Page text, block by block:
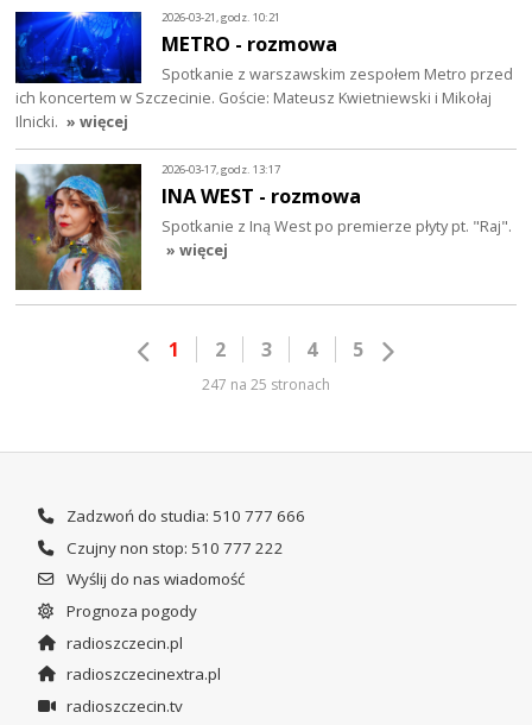
2026-03-21, godz. 10:21
METRO - rozmowa
Spotkanie z warszawskim zespołem Metro przed
ich koncertem w Szczecinie. Goście: Mateusz Kwietniewski i Mikołaj
Ilnicki. » więcej
2026-03-17, godz. 13:17
INA WEST - rozmowa
Spotkanie z Iną West po premierze płyty pt. "Raj".
» więcej
1 2 3 4 5
247 na 25 stronach
Zadzwoń do studia: 510 777 666
Czujny non stop: 510 777 222
Wyślij do nas wiadomość
Prognoza pogody
radioszczecin.pl
radioszczecinextra.pl
radioszczecin.tv